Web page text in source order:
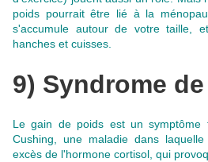
poids pourrait être lié à la
s'accumule autour de votre taille,
hanches et cuisses.
9) Syndrome
Le gain de poids est un symptôme
Cushing, une maladie dans
excès de l'hormone cortisol, qui